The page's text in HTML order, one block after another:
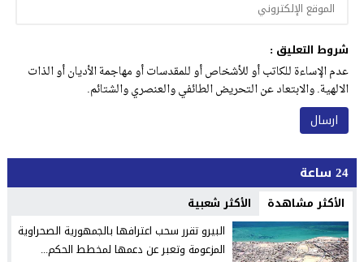
شروط التعليق :
عدم الإساءة للكاتب أو للأشخاص أو للمقدسات أو مهاجمة الأديان أو الذات
الالهية. والابتعاد عن التحريض الطائفي والعنصري والشتائم.
24 ساعة
الأكثر مشاهدة الأكثر شعبية
البيرو تقرر سحب اعترافها بالجمهورية الصحراوية
المزعومة وتعبر عن دعمها لمخطط الحكم...